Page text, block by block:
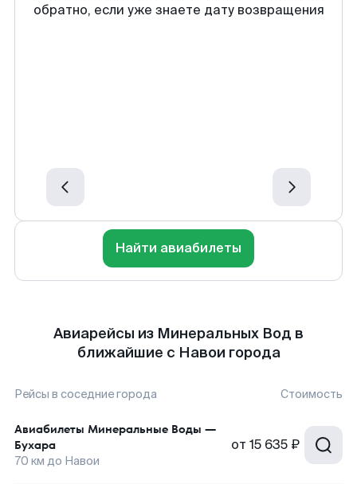
обратно, если уже знаете дату возвращения
Найти авиабилеты
Авиарейсы из Минеральных Вод в
ближайшие с Навои города
Рейсы в соседние города Стоимость
Авиабилеты Минеральные Воды —
Бухара
70 км до Навои
от 15 635 ₽